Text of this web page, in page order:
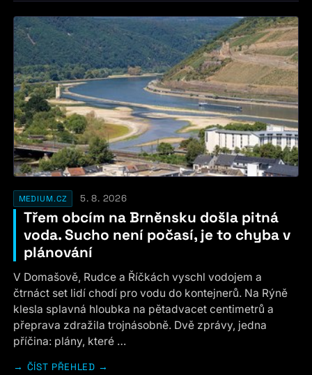
MEDIUM.CZ 5. 8. 2026
Třem obcím na Brněnsku došla pitná
voda. Sucho není počasí, je to chyba v
plánování
V Domašově, Rudce a Říčkách vyschl vodojem a
čtrnáct set lidí chodí pro vodu do kontejnerů. Na Rýně
klesla splavná hloubka na pětadvacet centimetrů a
přeprava zdražila trojnásobně. Dvě zprávy, jedna
příčina: plány, které …
ČÍST PŘEHLED →